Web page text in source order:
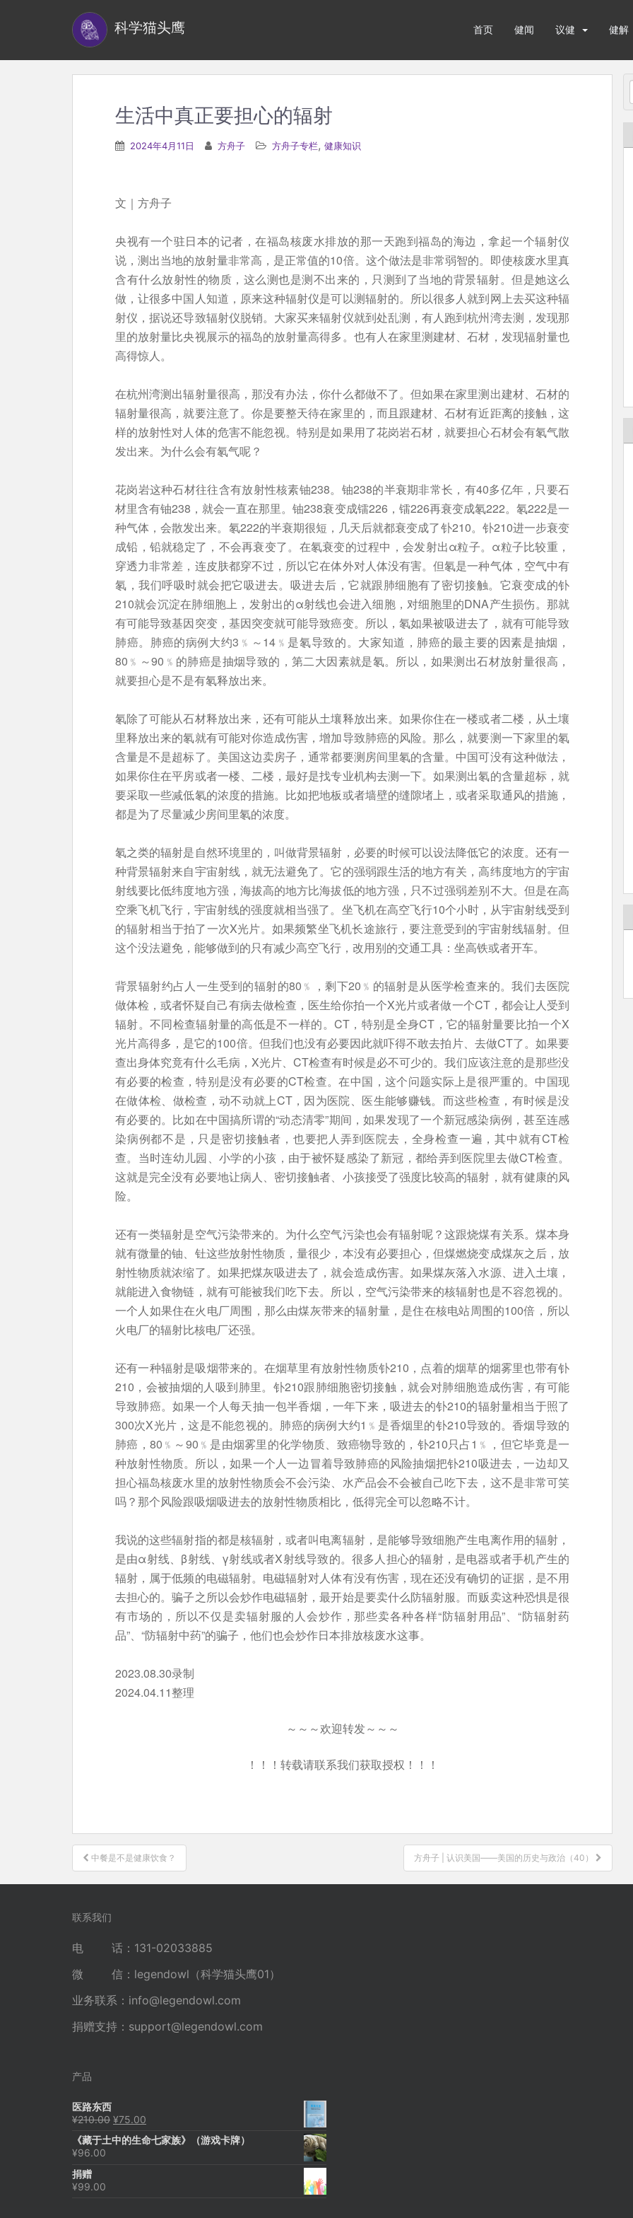
科学猫头鹰 首页 健闻 议健 健解
生活中真正要担心的辐射
2024年4月11日 方舟子 方舟子专栏, 健康知识
文｜方舟子
央视有一个驻日本的记者，在福岛核废水排放的那一天跑到福岛的海边，拿起一个辐射仪
说，测出当地的放射量非常高，是正常值的10倍。这个做法是非常弱智的。即使核废水里真
含有什么放射性的物质，这么测也是测不出来的，只测到了当地的背景辐射。但是她这么
做，让很多中国人知道，原来这种辐射仪是可以测辐射的。所以很多人就到网上去买这种辐
射仪，据说还导致辐射仪脱销。大家买来辐射仪就到处乱测，有人跑到杭州湾去测，发现那
里的放射量比央视展示的福岛的放射量高得多。也有人在家里测建材、石材，发现辐射量也
高得惊人。
在杭州湾测出辐射量很高，那没有办法，你什么都做不了。但如果在家里测出建材、石材的
辐射量很高，就要注意了。你是要整天待在家里的，而且跟建材、石材有近距离的接触，这
样的放射性对人体的危害不能忽视。特别是如果用了花岗岩石材，就要担心石材会有氡气散
发出来。为什么会有氡气呢？
花岗岩这种石材往往含有放射性核素铀238。铀238的半衰期非常长，有40多亿年，只要石
材里含有铀238，就会一直在那里。铀238衰变成镭226，镭226再衰变成氡222。氡222是一
种气体，会散发出来。氡222的半衰期很短，几天后就都衰变成了钋210。钋210进一步衰变
成铅，铅就稳定了，不会再衰变了。在氡衰变的过程中，会发射出α粒子。α粒子比较重，
穿透力非常差，连皮肤都穿不过，所以它在体外对人体没有害。但氡是一种气体，空气中有
氡，我们呼吸时就会把它吸进去。吸进去后，它就跟肺细胞有了密切接触。它衰变成的钋
210就会沉淀在肺细胞上，发射出的α射线也会进入细胞，对细胞里的DNA产生损伤。那就
有可能导致基因突变，基因突变就可能导致癌变。所以，氡如果被吸进去了，就有可能导致
肺癌。肺癌的病例大约3﹪～14﹪是氡导致的。大家知道，肺癌的最主要的因素是抽烟，
80﹪～90﹪的肺癌是抽烟导致的，第二大因素就是氡。所以，如果测出石材放射量很高，
就要担心是不是有氡释放出来。
氡除了可能从石材释放出来，还有可能从土壤释放出来。如果你住在一楼或者二楼，从土壤
里释放出来的氡就有可能对你造成伤害，增加导致肺癌的风险。那么，就要测一下家里的氡
含量是不是超标了。美国这边卖房子，通常都要测房间里氡的含量。中国可没有这种做法，
如果你住在平房或者一楼、二楼，最好是找专业机构去测一下。如果测出氡的含量超标，就
要采取一些减低氡的浓度的措施。比如把地板或者墙壁的缝隙堵上，或者采取通风的措施，
都是为了尽量减少房间里氡的浓度。
氡之类的辐射是自然环境里的，叫做背景辐射，必要的时候可以设法降低它的浓度。还有一
种背景辐射来自宇宙射线，就无法避免了。它的强弱跟生活的地方有关，高纬度地方的宇宙
射线要比低纬度地方强，海拔高的地方比海拔低的地方强，只不过强弱差别不大。但是在高
空乘飞机飞行，宇宙射线的强度就相当强了。坐飞机在高空飞行10个小时，从宇宙射线受到
的辐射相当于拍了一次X光片。如果频繁坐飞机长途旅行，要注意受到的宇宙射线辐射。但
这个没法避免，能够做到的只有减少高空飞行，改用别的交通工具：坐高铁或者开车。
背景辐射约占人一生受到的辐射的80﹪，剩下20﹪的辐射是从医学检查来的。我们去医院
做体检，或者怀疑自己有病去做检查，医生给你拍一个X光片或者做一个CT，都会让人受到
辐射。不同检查辐射量的高低是不一样的。CT，特别是全身CT，它的辐射量要比拍一个X
光片高得多，是它的100倍。但我们也没有必要因此就吓得不敢去拍片、去做CT了。如果要
查出身体究竟有什么毛病，X光片、CT检查有时候是必不可少的。我们应该注意的是那些没
有必要的检查，特别是没有必要的CT检查。在中国，这个问题实际上是很严重的。中国现
在做体检、做检查，动不动就上CT，因为医院、医生能够赚钱。而这些检查，有时候是没
有必要的。比如在中国搞所谓的“动态清零”期间，如果发现了一个新冠感染病例，甚至连感
染病例都不是，只是密切接触者，也要把人弄到医院去，全身检查一遍，其中就有CT检
查。当时连幼儿园、小学的小孩，由于被怀疑感染了新冠，都给弄到医院里去做CT检查。
这就是完全没有必要地让病人、密切接触者、小孩接受了强度比较高的辐射，就有健康的风
险。
还有一类辐射是空气污染带来的。为什么空气污染也会有辐射呢？这跟烧煤有关系。煤本身
就有微量的铀、钍这些放射性物质，量很少，本没有必要担心，但煤燃烧变成煤灰之后，放
射性物质就浓缩了。如果把煤灰吸进去了，就会造成伤害。如果煤灰落入水源、进入土壤，
就能进入食物链，就有可能被我们吃下去。所以，空气污染带来的核辐射也是不容忽视的。
一个人如果住在火电厂周围，那么由煤灰带来的辐射量，是住在核电站周围的100倍，所以
火电厂的辐射比核电厂还强。
还有一种辐射是吸烟带来的。在烟草里有放射性物质钋210，点着的烟草的烟雾里也带有钋
210，会被抽烟的人吸到肺里。钋210跟肺细胞密切接触，就会对肺细胞造成伤害，有可能
导致肺癌。如果一个人每天抽一包半香烟，一年下来，吸进去的钋210的辐射量相当于照了
300次X光片，这是不能忽视的。肺癌的病例大约1﹪是香烟里的钋210导致的。香烟导致的
肺癌，80﹪～90﹪是由烟雾里的化学物质、致癌物导致的，钋210只占1﹪，但它毕竟是一
种放射性物质。所以，如果一个人一边冒着导致肺癌的风险抽烟把钋210吸进去，一边却又
担心福岛核废水里的放射性物质会不会污染、水产品会不会被自己吃下去，这不是非常可笑
吗？那个风险跟吸烟吸进去的放射性物质相比，低得完全可以忽略不计。
我说的这些辐射指的都是核辐射，或者叫电离辐射，是能够导致细胞产生电离作用的辐射，
是由α射线、β射线、γ射线或者X射线导致的。很多人担心的辐射，是电器或者手机产生的
辐射，属于低频的电磁辐射。电磁辐射对人体有没有伤害，现在还没有确切的证据，是不用
去担心的。骗子之所以会炒作电磁辐射，最开始是要卖什么防辐射服。而贩卖这种恐惧是很
有市场的，所以不仅是卖辐射服的人会炒作，那些卖各种各样“防辐射用品”、“防辐射药
品”、“防辐射中药”的骗子，他们也会炒作日本排放核废水这事。
2023.08.30录制
2024.04.11整理
～～～欢迎转发～～～
！！！转载请联系我们获取授权！！！
文
章
导
中餐是不是健康饮食？ 方舟子 | 认识美国——美国的历史与政治（40）
联系我们
电 话：131-02033885
微 信：legendowl（科学猫头鹰01）
业务联系： info@legendowl.com
捐赠支持： support@legendowl.com
产品
医路东西
¥210.00 原
为：
¥75.00
价
《藏于土中的生命七家族》（游戏卡牌）
¥96.00
捐赠
¥99.00